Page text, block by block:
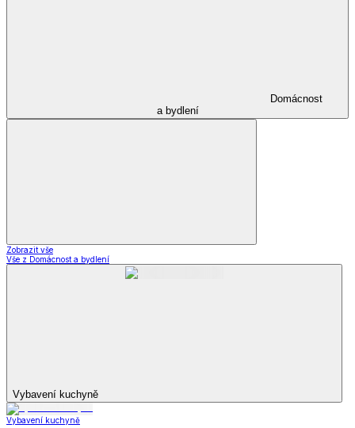
Domácnost
a bydlení
Zobrazit vše
Vše z Domácnost a bydlení
Vybavení kuchyně
Vybavení kuchyně